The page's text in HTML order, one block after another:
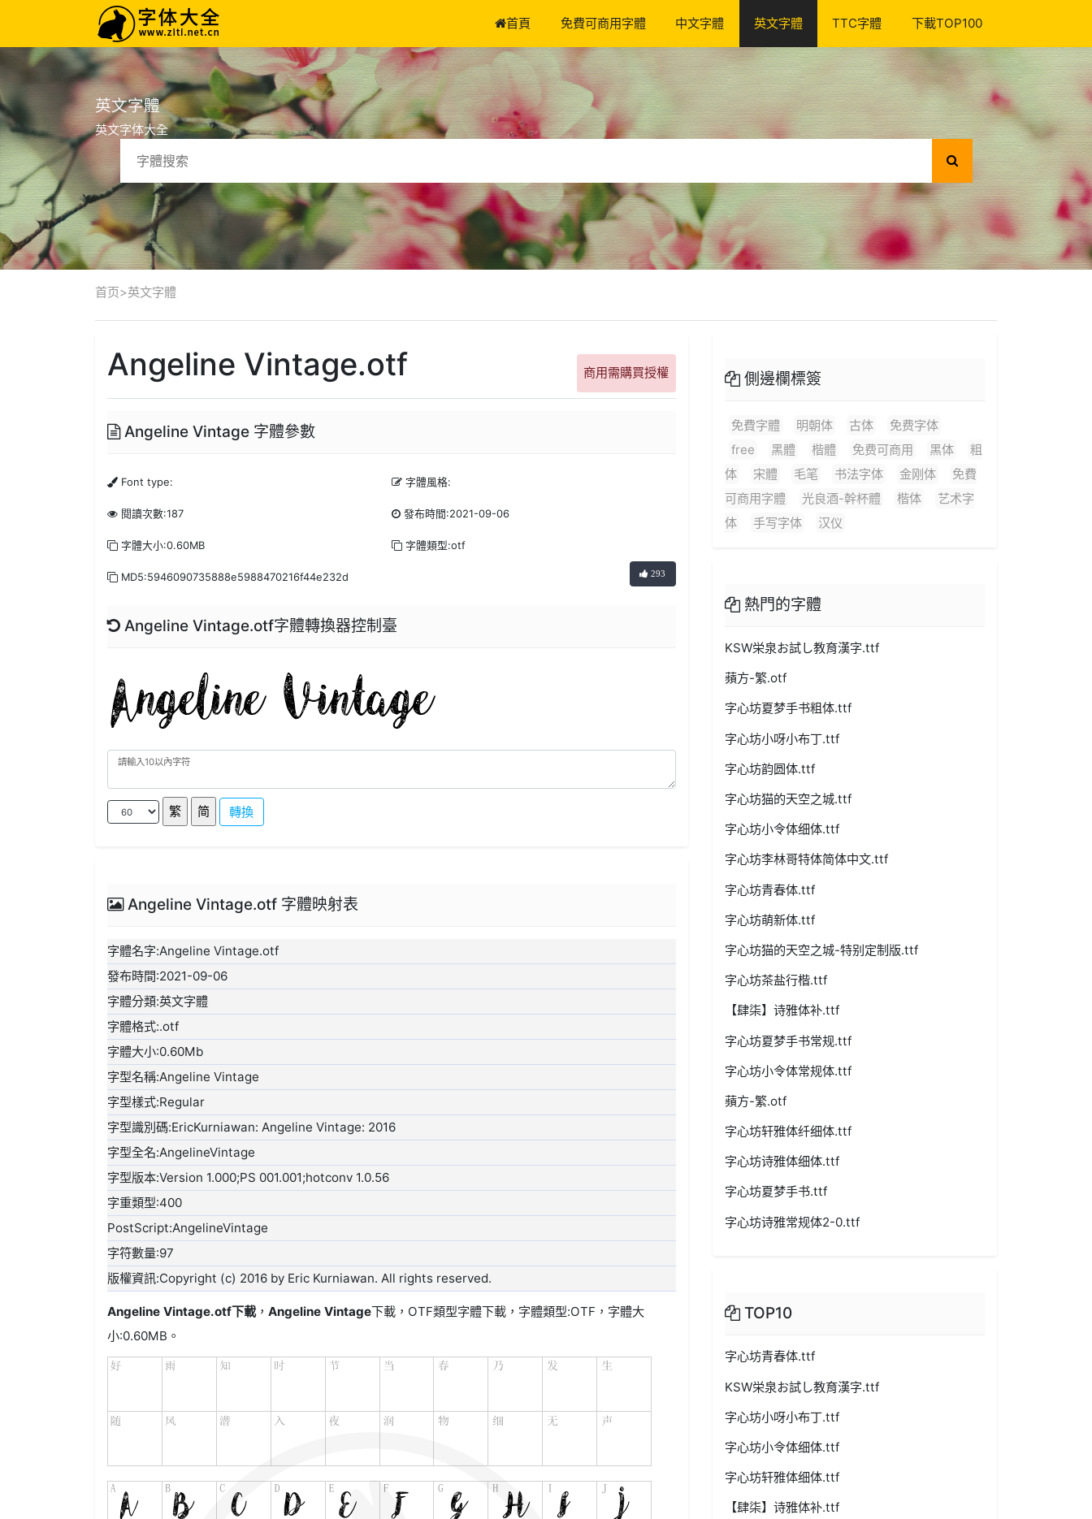
首頁 免費可商用字體 中文字體 英文字體 TTC字體 下載TOP100
英文字體
英文字体大全
首页>英文字體
Angeline Vintage.otf 商用需購買授權
Angeline Vintage 字體參數
Font type: 字體風格:
閱讀次數:187 發布時間:2021-09-06
字體大小:0.60MB 字體類型:otf
MD5:5946090735888e5988470216f44e232d 293
Angeline Vintage.otf字體轉換器控制臺
轉換
Angeline Vintage.otf 字體映射表
字體名字:Angeline Vintage.otf
發布時間:2021-09-06
字體分類:英文字體
字體格式:.otf
字體大小:0.60Mb
字型名稱:Angeline Vintage
字型樣式:Regular
字型識別碼:EricKurniawan: Angeline Vintage: 2016
字型全名:AngelineVintage
字型版本:Version 1.000;PS 001.001;hotconv 1.0.56
字重類型:400
PostScript:AngelineVintage
字符數量:97
版權資訊:Copyright (c) 2016 by Eric Kurniawan. All rights reserved.
Angeline Vintage.otf下載，Angeline Vintage下載， OTF類型字體下載，字體類型:OTF ，字體大
小:0.60MB。
側邊欄標簽
免費字體 明朝体 古体
免费字体
free
黑體 楷體 免费可商用 黑体
粗
体
宋體 毛笔 书法字体 金刚体
免費
可商用字體
光良酒-幹杯體 楷体
艺术字
体
手写字体 汉仪
熱門的字體
KSW栄泉お試し教育漢字.ttf
蘋方-繁.otf
字心坊夏梦手书粗体.ttf
字心坊小呀小布丁.ttf
字心坊韵圆体.ttf
字心坊猫的天空之城.ttf
字心坊小令体细体.ttf
字心坊李林哥特体简体中文.ttf
字心坊青春体.ttf
字心坊萌新体.ttf
字心坊猫的天空之城-特别定制版.ttf
字心坊茶盐行楷.ttf
【肆柒】诗雅体补.ttf
字心坊夏梦手书常规.ttf
字心坊小令体常规体.ttf
蘋方-繁.otf
字心坊轩雅体纤细体.ttf
字心坊诗雅体细体.ttf
字心坊夏梦手书.ttf
字心坊诗雅常规体2-0.ttf
TOP10
字心坊青春体.ttf
KSW栄泉お試し教育漢字.ttf
字心坊小呀小布丁.ttf
字心坊小令体细体.ttf
字心坊轩雅体细体.ttf
【肆柒】诗雅体补.ttf